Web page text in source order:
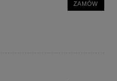
ZAMÓW